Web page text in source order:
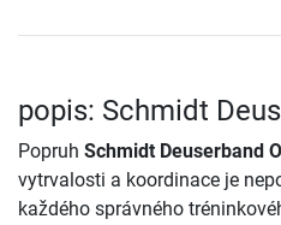
popis: Schmidt
Popruh Schmidt Deuserband
vytrvalosti a koordinace je
každého správného